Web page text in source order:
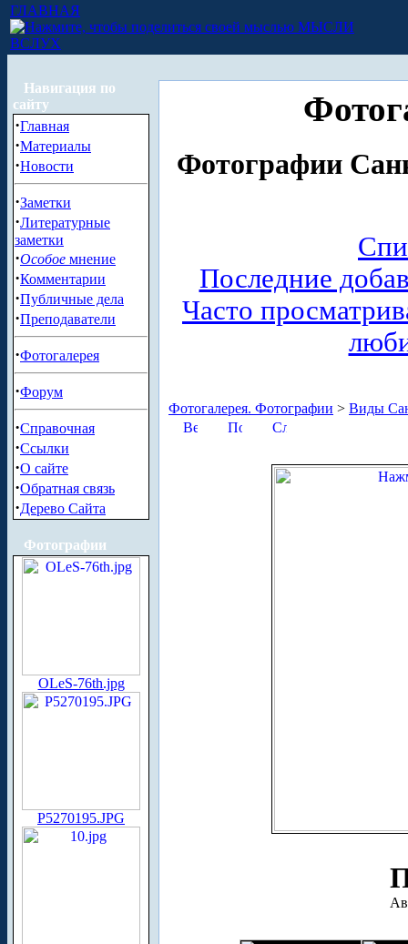
ГЛАВНАЯ
МЫСЛИ
ВСЛУХ
Навигация по
сайту
·Главная
·Материалы
·Новости
·Заметки
·Литературные
заметки
·Особое мнение
·Комментарии
·Публичные дела
·Преподаватели
·Фотогалерея
·Форум
·Справочная
·Ссылки
·О сайте
·Обратная связь
·Дерево Сайта
Фотографии
OLeS-76th.jpg
P5270195.JPG
Фотографии
Последние
Часто
Фотогалерея. Фотографии > Виды